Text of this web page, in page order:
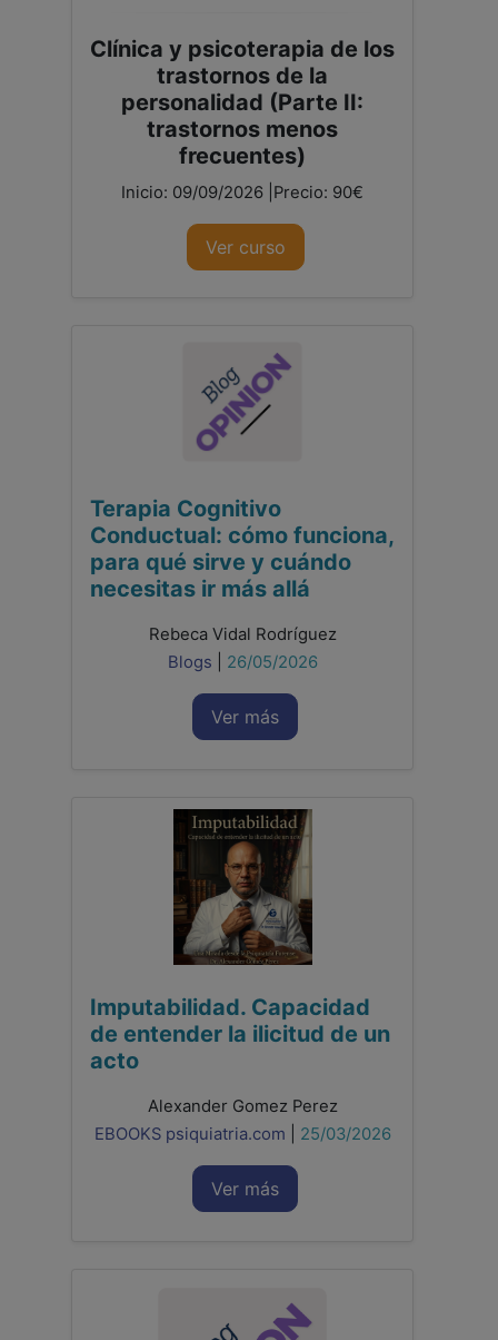
Clínica y psicoterapia de los
trastornos de la
personalidad (Parte II:
trastornos menos
frecuentes)
Inicio: 09/09/2026 |Precio: 90€
Ver curso
Terapia Cognitivo
Conductual: cómo funciona,
para qué sirve y cuándo
necesitas ir más allá
Rebeca Vidal Rodríguez
Blogs
26/05/2026
Ver más
Imputabilidad. Capacidad
de entender la ilicitud de un
acto
Alexander Gomez Perez
EBOOKS psiquiatria.com
25/03/2026
Ver más